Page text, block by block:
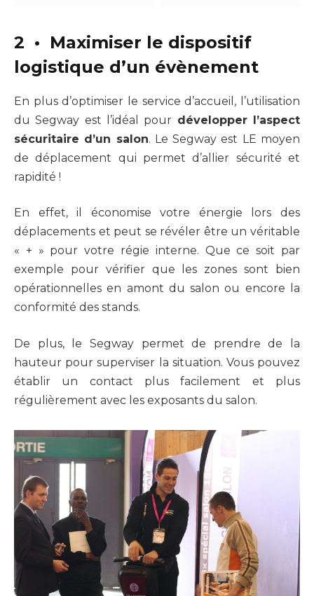
2 • Maximiser le dispositif
logistique d’un évènement
En plus d’optimiser le service d’accueil, l’utilisation
du Segway est l’idéal pour développer l’aspect
sécuritaire d’un salon. Le Segway est LE moyen
de déplacement qui permet d’allier sécurité et
rapidité !
En effet, il économise votre énergie lors des
déplacements et peut se révéler être un véritable
« + » pour votre régie interne. Que ce soit par
exemple pour vérifier que les zones sont bien
opérationnelles en amont du salon ou encore la
conformité des stands.
De plus, le Segway permet de prendre de la
hauteur pour superviser la situation. Vous pouvez
établir un contact plus facilement et plus
régulièrement avec les exposants du salon.